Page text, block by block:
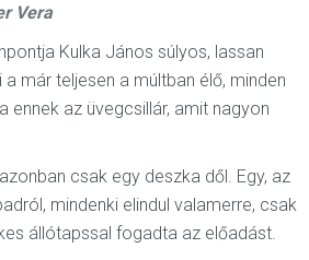
Vera
Kulka János súlyos, lassan
már teljesen a múltban élő, minden
ennek az üvegcsillár, amit nagyon
csak egy deszka dől. Egy, az
mindenki elindul valamerre, csak
állótapssal fogadta az előadást.